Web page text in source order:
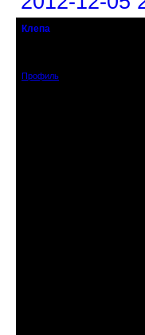
Клепа
Профиль